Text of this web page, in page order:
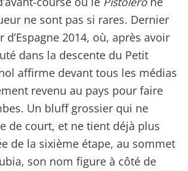
ne sont pas si rares. Dernier
d’Espagne 2014, où, après avoir
dans la descente du Petit
affirme devant tous les médias
revenu au pays pour faire
Un bluff grossier qui ne
de court, et ne tient déjà plus
de la sixième étape, au sommet
son nom figure à côté de